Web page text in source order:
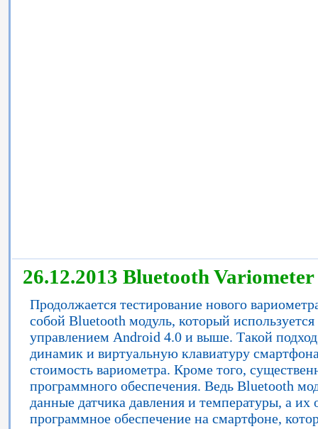
26.12.2013 Bluetooth Variometer
Продолжается тестирование нового
собой Bluetooth модуль, который
управлением Android 4.0 и выше. Такой подход
динамик и виртуальную клавиатуру
стоимость вариометра. Кроме того,
программного обеспечения. Ведь Bluetooth
данные датчика давления и температуры, а их
программное обеспечение на смартфоне,